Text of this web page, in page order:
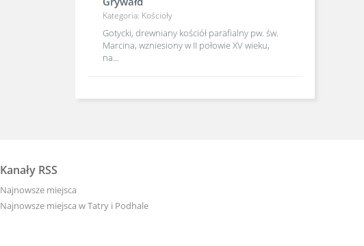
Kategoria: Kościoły
Gotycki, drewniany kościół parafialny pw. św.
Marcina, wzniesiony w II połowie XV wieku,
na...
Kanały RSS
Najnowsze miejsca
Najnowsze miejsca w Tatry i Podhale